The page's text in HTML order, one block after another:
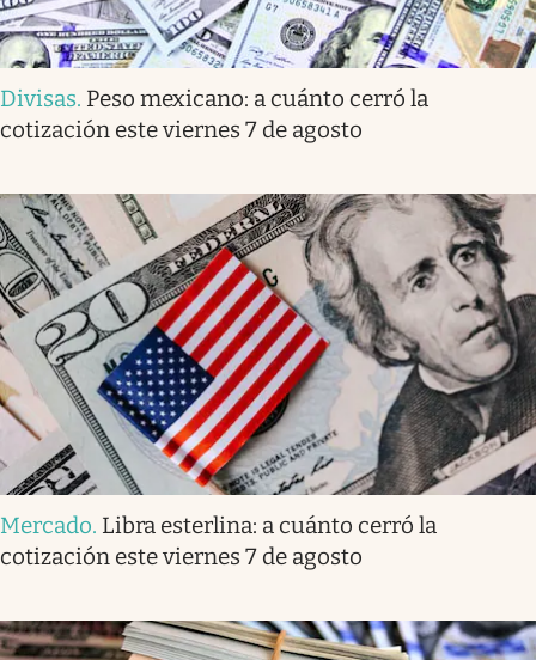
Divisas. Peso mexicano: a cuánto cerró la
cotización este viernes 7 de agosto
Mercado. Libra esterlina: a cuánto cerró la
cotización este viernes 7 de agosto